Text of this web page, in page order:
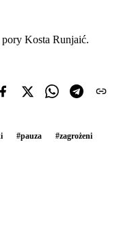
pory Kosta Runjaić.
#pauza #zagrożeni